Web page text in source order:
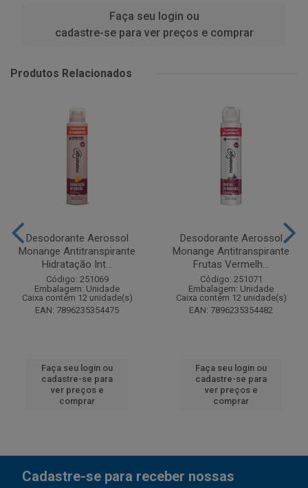
Faça seu login ou
cadastre-se para ver preços e comprar
Produtos Relacionados
Desodorante Aerossol
Monange Antitranspirante
Hidratação Int...
Código: 251069
Embalagem: Unidade
Caixa contém 12 unidade(s)
EAN: 7896235354475
Faça seu login ou
cadastre-se para
ver preços e
comprar
Desodorante Aerossol
Monange Antitranspirante
Frutas Vermelh...
Código: 251071
Embalagem: Unidade
Caixa contém 12 unidade(s)
EAN: 7896235354482
Faça seu login ou
cadastre-se para
ver preços e
comprar
Cadastre-se para receber nossas